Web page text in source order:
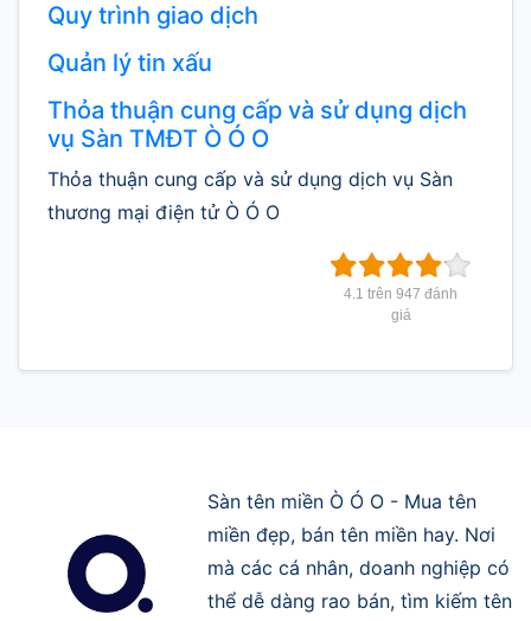
Quy trình giao dịch
Quản lý tin xấu
Thỏa thuận cung cấp và sử dụng dịch
vụ Sàn TMĐT Ò Ó O
Thỏa thuận cung cấp và sử dụng dịch vụ Sàn
thương mại điện tử Ò Ó O
4.1 trên 947 đánh
giá
Sàn tên miền Ò Ó O - Mua tên
miền đẹp, bán tên miền hay. Nơi
mà các cá nhân, doanh nghiệp có
thể dễ dàng rao bán, tìm kiếm tên